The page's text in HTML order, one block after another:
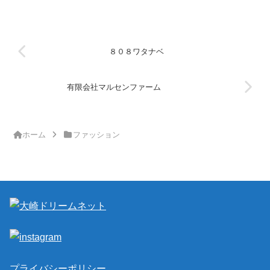
８０８ワタナベ
有限会社マルセンファーム
ホーム ファッション